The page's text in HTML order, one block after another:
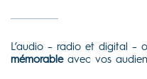
L’audio – radio et digital –
mémorableavec vos